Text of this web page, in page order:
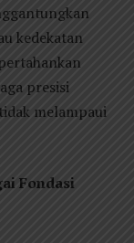
kedekatan
presisi
melampaui
Fondasi